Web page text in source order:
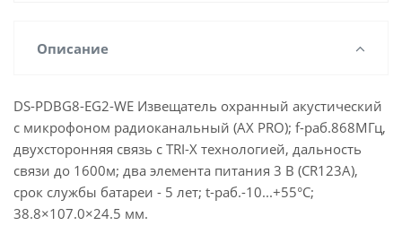
Описание
DS-PDBG8-EG2-WE Извещатель охранный акустический
с микрофоном радиоканальный (AX PRO); f-раб.868МГц,
двухсторонняя связь с TRI-X технологией, дальность
связи до 1600м; два элемента питания 3 В (CR123A),
срок службы батареи - 5 лет; t-раб.-10...+55°C;
38.8×107.0×24.5 мм.